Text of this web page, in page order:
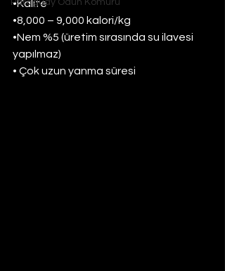
•Kalite
•8,000 – 9,000 kalori/kg
•Nem %5 (üretim sırasında su ilavesi
yapılmaz)
• Çok uzun yanma süresi